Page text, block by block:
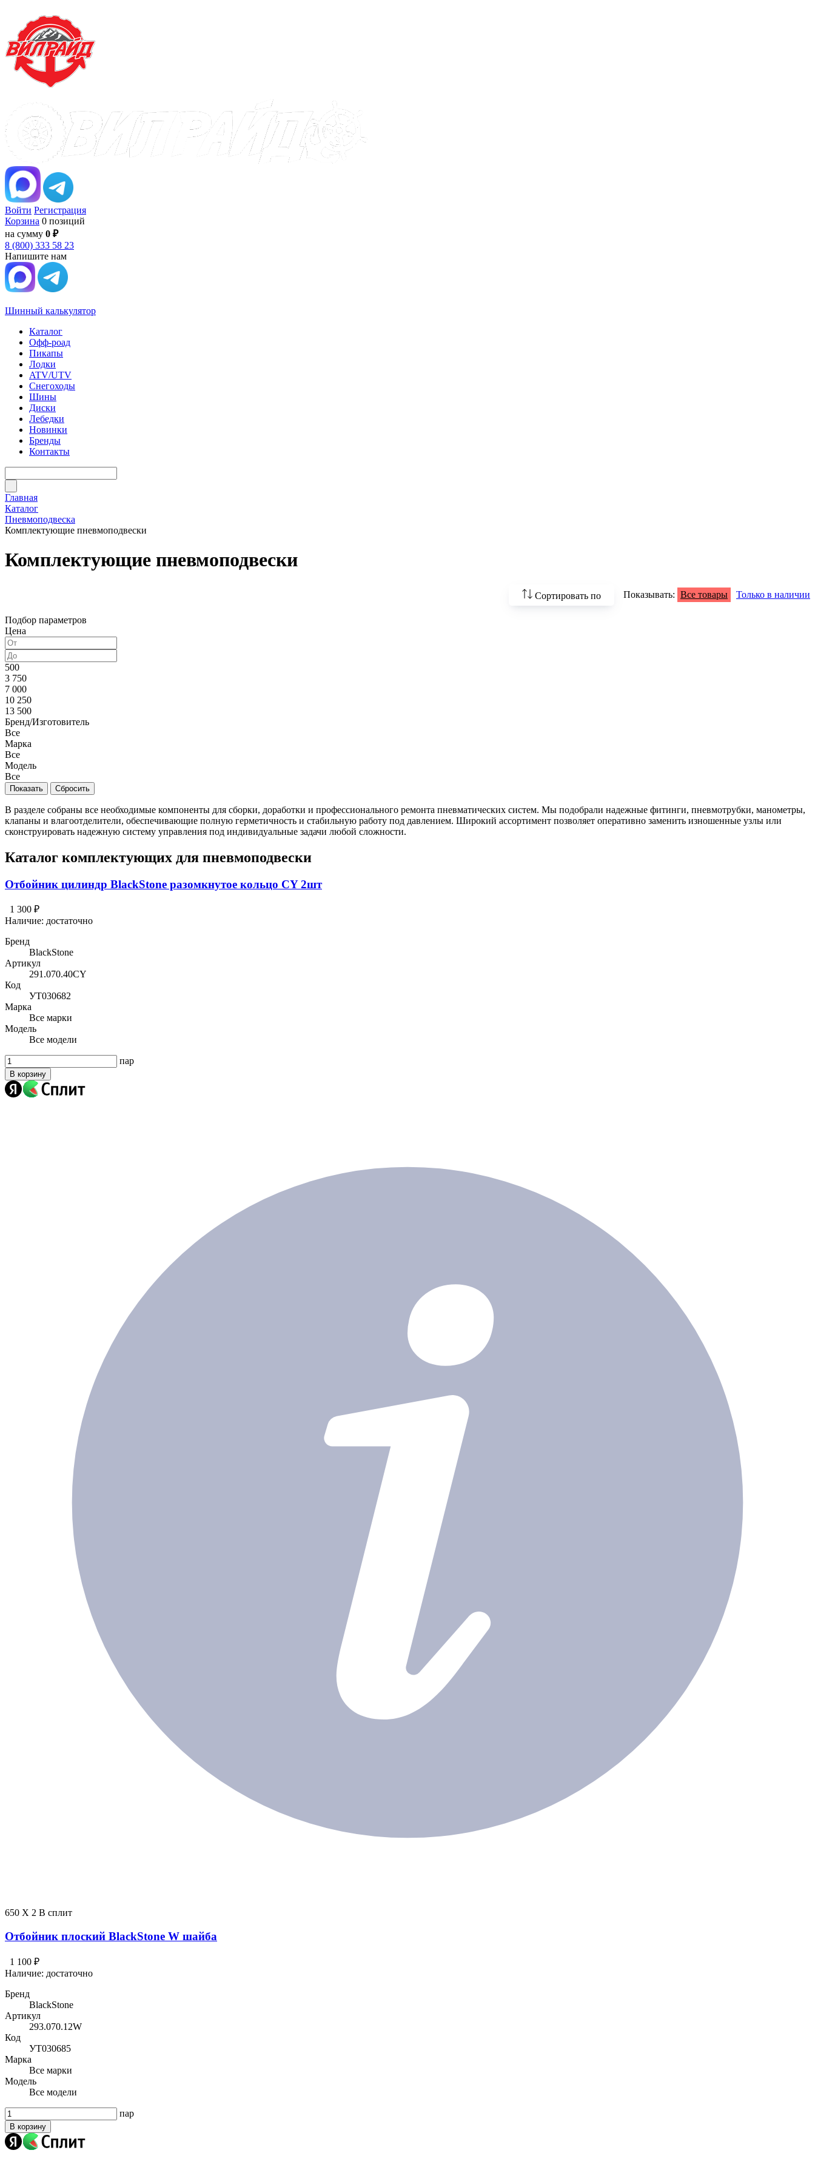
Войти Регистрация
Корзина 0 позиций
на сумму 0 ₽
8 (800) 333 58 23
Напишите нам
Шинный калькулятор
Каталог
Офф-роад
Пикапы
Лодки
ATV/UTV
Снегоходы
Шины
Диски
Лебедки
Новинки
Бренды
Контакты
Главная
Каталог
Пневмоподвеска
Комплектующие пневмоподвески
Комплектующие пневмоподвески
Сортировать по Показывать: Все товары Только в наличии
Подбор параметров
Цена
500
3 750
7 000
10 250
13 500
Бренд/Изготовитель
Все
Марка
Все
Модель
Все
В разделе собраны все необходимые компоненты для сборки, доработки и профессионального ремонта пневматических систем. Мы подобрали надежные фитинги, пневмотрубки, манометры,
клапаны и влагоотделители, обеспечивающие полную герметичность и стабильную работу под давлением. Широкий ассортимент позволяет оперативно заменить изношенные узлы или
сконструировать надежную систему управления под индивидуальные задачи любой сложности.
Каталог комплектующих для пневмоподвески
Отбойник цилиндр BlackStone разомкнутое кольцо CY 2шт
1 300 ₽
Наличие: достаточно
Бренд
BlackStone
Артикул
291.070.40CY
Код
УТ030682
Марка
Все марки
Модель
Все модели
пар
В корзину
650 X 2 В сплит
Отбойник плоский BlackStone W шайба
1 100 ₽
Наличие: достаточно
Бренд
BlackStone
Артикул
293.070.12W
Код
УТ030685
Марка
Все марки
Модель
Все модели
пар
В корзину